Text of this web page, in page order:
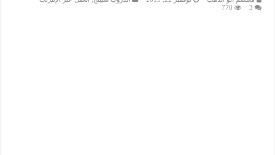
3
770